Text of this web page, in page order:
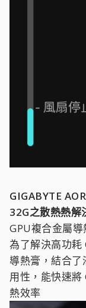
GIGABYTE
32G之散熱熱解
GPU複合金屬導
為了解決高功耗
導熱膏，結合
用性，能快速
熱效率